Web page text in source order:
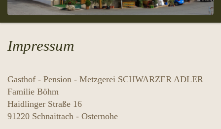
Impressum
Gasthof - Pension - Metzgerei SCHWARZER ADLER
Familie Böhm
Haidlinger Straße 16
91220 Schnaittach - Osternohe